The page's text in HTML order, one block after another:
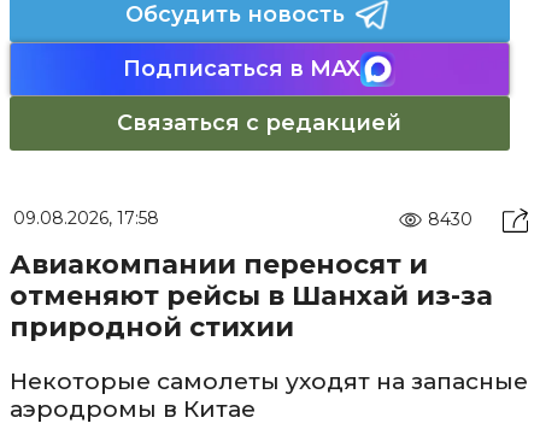
Обсудить новость
Подписаться в MAX
Связаться с редакцией
09.08.2026, 17:58 8430
Авиакомпании переносят и
отменяют рейсы в Шанхай из-за
природной стихии
Некоторые самолеты уходят на запасные
аэродромы в Китае